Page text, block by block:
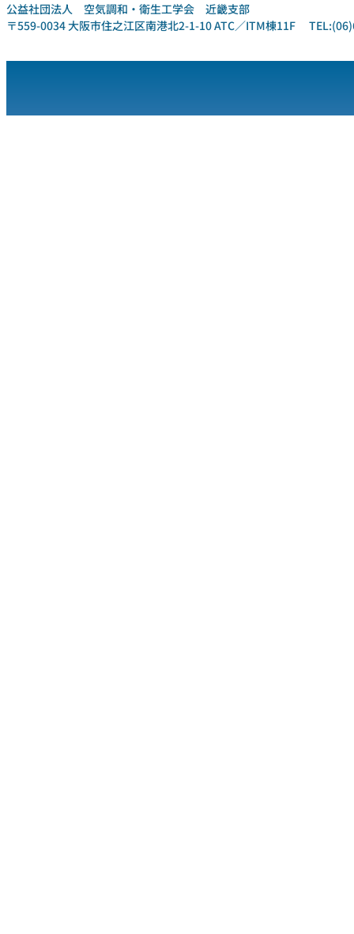
公益社団法人 空気調和・衛生工学会 近畿支部
〒559-0034 大阪市住之江区南港北2-1-10 ATC／ITM棟11F